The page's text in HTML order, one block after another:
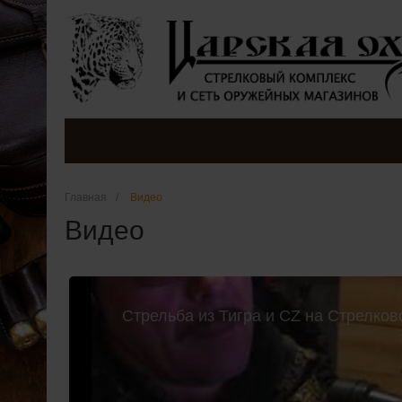
Главная Видео
Видео
Стрельба из Тигра и CZ на